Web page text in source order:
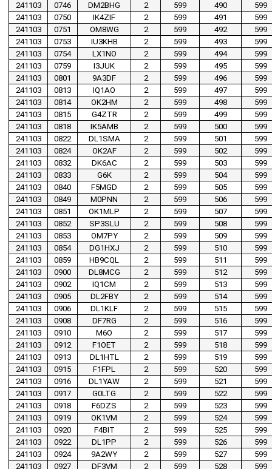
241103
0746 DM2BHG 2 599 490
599
241103
0750 IK4ZIF 2 599 491
599
241103
0751 OM8WG 2 599 492
599
241103
0753 IU3KHB 2 599 493
599
241103
0754 LX1NO 2 599 494
599
241103
0759 I3JUK 2 599 495
599
241103
0801 9A3DF 2 599 496
599
241103
0813 IQ1AO 2 599 497
599
241103
0814 OK2HM 2 599 498
599
241103
0815 G4ZTR 2 599 499
599
241103
0818 IK5AMB 2 599 500
599
241103
0822 DL1SMA 2 599 501
599
241103
0824 OK2AF 2 599 502
599
241103
0832 DK6AC 2 599 503
599
241103
0833 G6K 2 599 504
599
241103
0840 F5MGD 2 599 505
599
241103
0849 M0PNN 2 599 506
599
241103
0851 OK1MLP 2 599 507
599
241103
0852 SP3SLU 2 599 508
599
241103
0853 OM7PY 2 599 509
599
241103
0854 DG1HXJ 2 599 510
599
241103
0859 HB9CQL 2 599 511
599
241103
0900 DL8MCG 2 599 512
599
241103
0902 IQ1CM 2 599 513
599
241103
0905 DL2FBY 2 599 514
599
241103
0906 DL1KLF 2 599 515
599
241103
0908 DF7RG 2 599 516
599
241103
0910 M6O 2 599 517
599
241103
0912 F1OET 2 599 518
599
241103
0913 DL1HTL 2 599 519
599
241103
0915 F1FPL 2 599 520
599
241103
0916 DL1YAW 2 599 521
599
241103
0917 G0LTG 2 599 522
599
241103
0918 F6DZS 2 599 523
599
241103
0919 OK1VM 2 599 524
599
241103
0920 F4BIT 2 599 525
599
241103
0922 DL1PP 2 599 526
599
241103
0924 9A2WY 2 599 527
599
241103
0927 DF3VM 2 599 528 599